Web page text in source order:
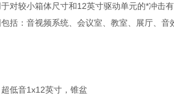
对较小箱体尺寸和12英寸驱动单元的*冲击
括：音视频系统、会议室、教室、展厅、音
低音1x12英寸，锥盆